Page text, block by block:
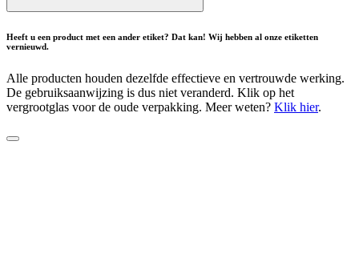
Heeft u een product met een ander etiket? Dat kan! Wij hebben al onze etiketten
vernieuwd.
Alle producten houden dezelfde effectieve en vertrouwde werking.
De gebruiksaanwijzing is dus niet veranderd. Klik op het
vergrootglas voor de oude verpakking. Meer weten? Klik hier.